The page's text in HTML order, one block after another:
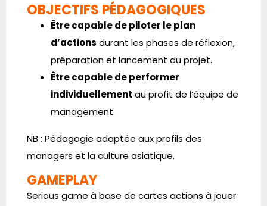
OBJECTIFS PÉDAGOGIQUES
Être capable de piloter le plan
d’actions durant les phases de réflexion,
préparation et lancement du projet.
Être capable de performer
individuellement au profit de l’équipe de
management.
NB : Pédagogie adaptée aux profils des
managers et la culture asiatique.
GAMEPLAY
Serious game à base de cartes actions à jouer